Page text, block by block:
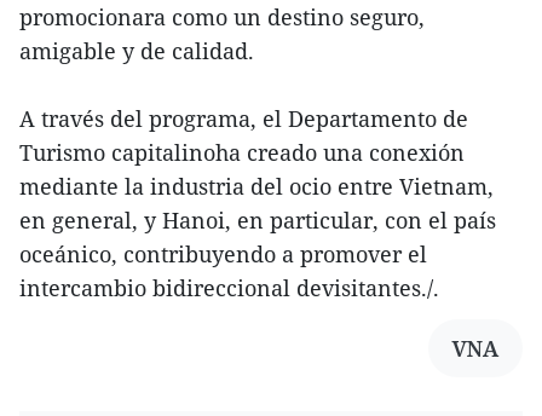
promocionara como un destino seguro,
amigable y de calidad.
A través del programa, el Departamento de
Turismo capitalinoha creado una conexión
mediante la industria del ocio entre Vietnam,
en general, y Hanoi, en particular, con el país
oceánico, contribuyendo a promover el
intercambio bidireccional devisitantes./.
VNA